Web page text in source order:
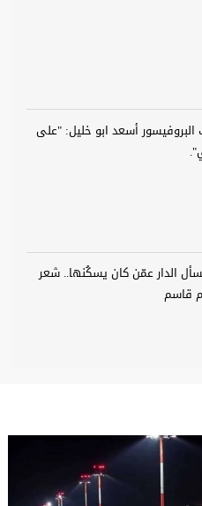
البروفيسور أسعد ابو خليل: "على
الدار عمّن كان يسكُنها.. شعر
قاسم